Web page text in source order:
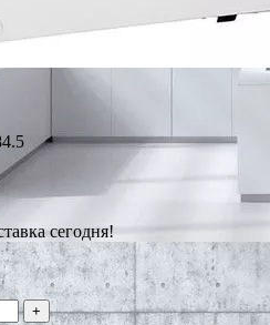
сегодня!
+